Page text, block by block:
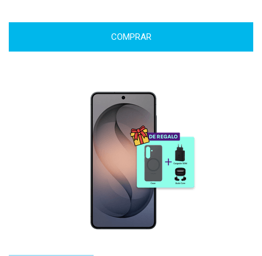
COMPRAR